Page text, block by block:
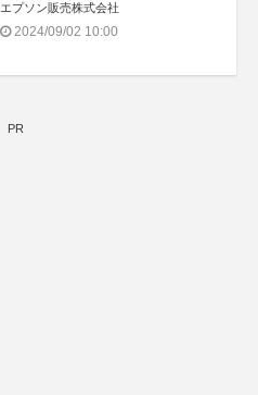
エプソン販売株式会社
2024/09/02 10:00
PR